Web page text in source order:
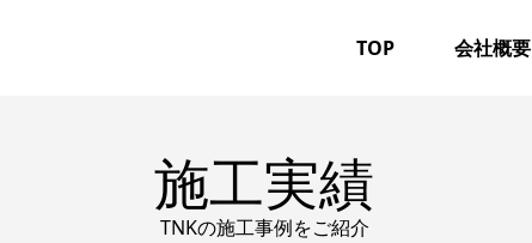
TOP 会社概要
施工実績
TNKの施工事例をご紹介